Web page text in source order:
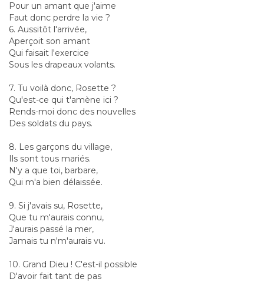
Pour un amant que j'aime
Faut donc perdre la vie ?
6. Aussitôt l'arrivée,
Aperçoit son amant
Qui faisait l'exercice
Sous les drapeaux volants.
7. Tu voilà donc, Rosette ?
Qu'est-ce qui t'amène ici ?
Rends-moi donc des nouvelles
Des soldats du pays.
8. Les garçons du village,
Ils sont tous mariés.
N'y a que toi, barbare,
Qui m'a bien délaissée.
9. Si j'avais su, Rosette,
Que tu m'aurais connu,
J'aurais passé la mer,
Jamais tu n'm'aurais vu.
10. Grand Dieu ! C'est-il possible
D'avoir fait tant de pas